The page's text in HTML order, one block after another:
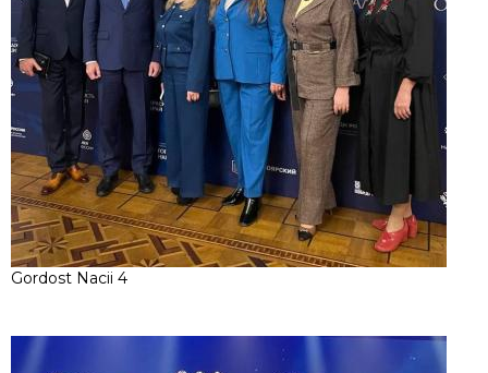
Gordost Nacii 4